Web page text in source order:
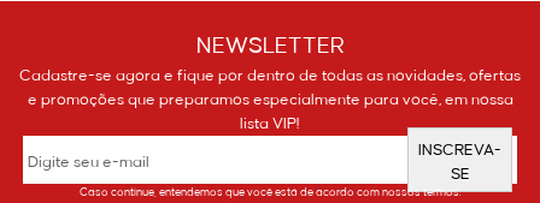
NEWSLETTER
Cadastre-se agora e fique por dentro de todas as novidades, ofertas
e promoções que preparamos especialmente para você, em nossa
lista VIP!
INSCREVA-
SE
Caso continue, entendemos que você está de acordo com nossos termos.